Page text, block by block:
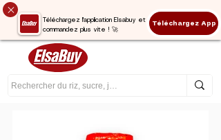
Téléchargez l'application Elsabuy et
commandez plus vite ! 🚀
Téléchargez App